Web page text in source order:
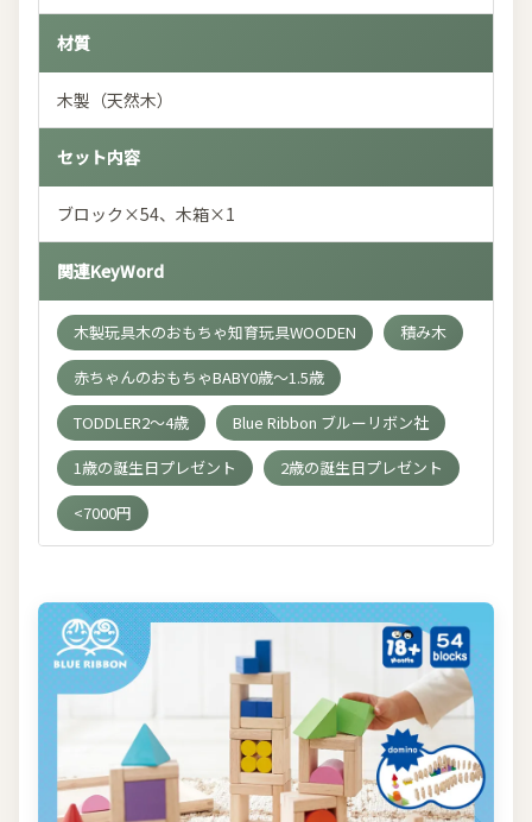
材質
木製（天然木）
セット内容
ブロック×54、木箱×1
関連KeyWord
木製玩具木のおもちゃ知育玩具WOODEN
積み木
赤ちゃんのおもちゃBABY0歳～1.5歳
TODDLER2～4歳
Blue Ribbon ブルーリボン社
1歳の誕生日プレゼント
2歳の誕生日プレゼント
<7000円